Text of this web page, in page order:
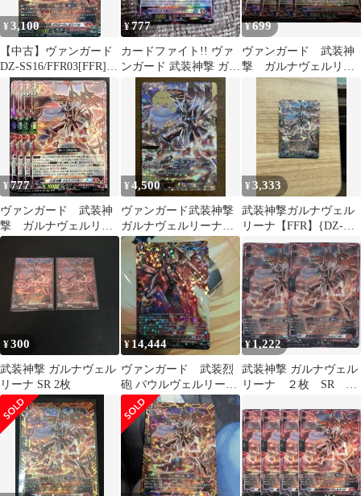
¥3,100
【中古】ヴァンガード
DZ-SS16/FFR03[FFR]：
武装神撃 ガルナヴェル
リーナ
¥777
カードファイト!! ヴァ
ンガード 武装神撃 ガル
ナヴェルリーナ
¥699
ヴァンガード 武装神
撃 ガルナヴェルリー
ナ LGRRR 4枚セット
¥777
ヴァンガード 武装神
撃 ガルナヴェルリー
ナ LGRRR 4枚セット
¥4,500
ヴァンガード武装神撃
ガルナヴェルリーナ
SEC シークレット伝説
の先導者達
¥3,333
武装神撃ガルナヴェル
リーナ【FFR】{DZ-
SS16/FFR03}
¥300
武装神撃 ガルナヴェル
リーナ SR 2枚
¥ 14,444
ヴァンガード 武装烈
砲 バウルヴェルリーナ
FFR
¥1,222
武装神撃 ガルナヴェル
リーナ ２枚 SR
者達 ヴァンガード
ちゅうてつ SR03